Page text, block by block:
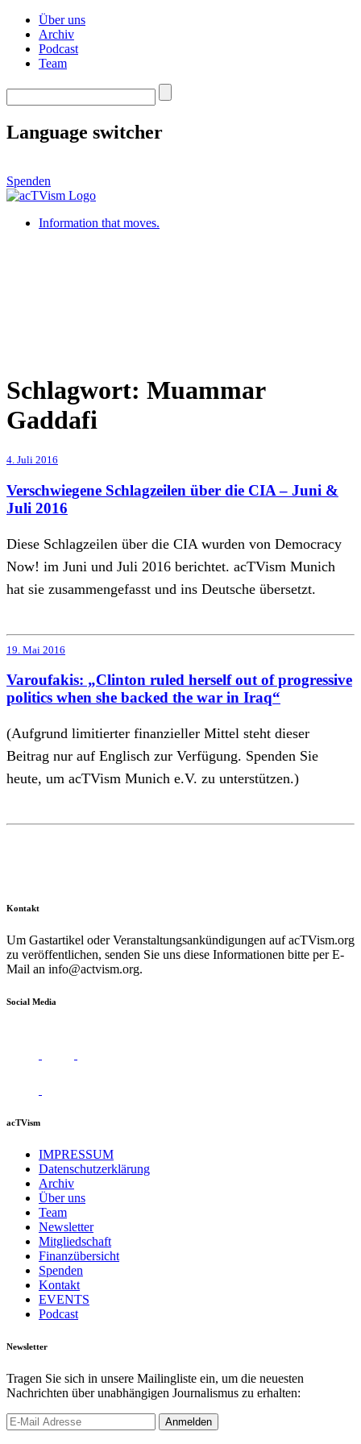
Über uns
Archiv
Podcast
Team
Language switcher
Spenden
Information that moves.
Schlagwort: Muammar
Gaddafi
4. Juli 2016
Verschwiegene Schlagzeilen über die CIA – Juni &
Juli 2016
Diese Schlagzeilen über die CIA wurden von Democracy
Now! im Juni und Juli 2016 berichtet. acTVism Munich
hat sie zusammengefasst und ins Deutsche übersetzt.
19. Mai 2016
Varoufakis: „Clinton ruled herself out of progressive
politics when she backed the war in Iraq“
(Aufgrund limitierter finanzieller Mittel steht dieser
Beitrag nur auf Englisch zur Verfügung. Spenden Sie
heute, um acTVism Munich e.V. zu unterstützen.)
Kontakt
Um Gastartikel oder Veranstaltungsankündigungen auf acTVism.org
zu veröffentlichen, senden Sie uns diese Informationen bitte per E-
Mail an info@actvism.org.
Social Media
acTVism
IMPRESSUM
Datenschutzerklärung
Archiv
Über uns
Team
Newsletter
Mitgliedschaft
Finanzübersicht
Spenden
Kontakt
EVENTS
Podcast
Newsletter
Tragen Sie sich in unsere Mailingliste ein, um die neuesten
Nachrichten über unabhängigen Journalismus zu erhalten: